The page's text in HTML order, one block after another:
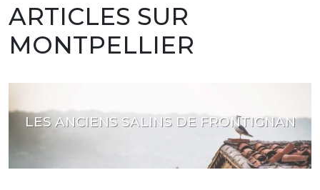
ARTICLES SUR
MONTPELLIER
LES ANCIENS SALINS DE FRONTIGNAN